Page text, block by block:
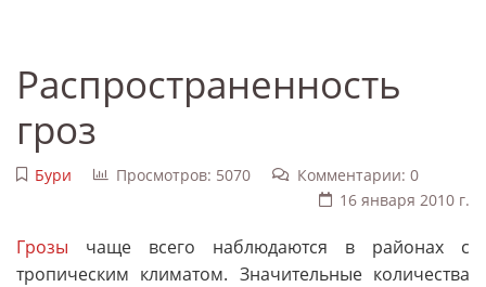
Распространенность
гроз
Бури Просмотров: 5070
Комментарии: 0
16 января 2010 г.
Грозы чаще всего наблюдаются в районах с
тропическим климатом. Значительные количества